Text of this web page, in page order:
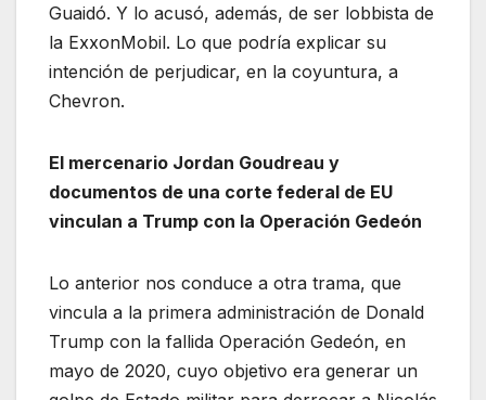
Guaidó. Y lo acusó, además, de ser lobbista de
la ExxonMobil. Lo que podría explicar su
intención de perjudicar, en la coyuntura, a
Chevron.
El mercenario Jordan Goudreau y
documentos de una corte federal de EU
vinculan a Trump con la Operación Gedeón
Lo anterior nos conduce a otra trama, que
vincula a la primera administración de Donald
Trump con la fallida Operación Gedeón, en
mayo de 2020, cuyo objetivo era generar un